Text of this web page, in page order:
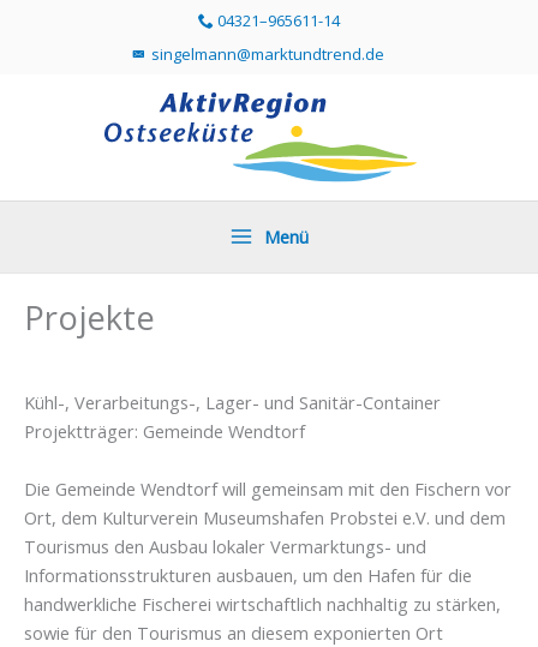
Telefonummer 04321 96561114 direkt
04321–965611-14
Mailprogramm öffnen und Mail an
singelmann@marktundtrend.de
Menü
Projekte
Kühl-, Verarbeitungs-, Lager- und Sanitär-Container
Projektträger: Gemeinde Wendtorf
Die Gemeinde Wendtorf will gemeinsam mit den Fischern vor
Ort, dem Kulturverein Museumshafen Probstei e.V. und dem
Tourismus den Ausbau lokaler Vermarktungs- und
Informationsstrukturen ausbauen, um den Hafen für die
handwerkliche Fischerei wirtschaftlich nachhaltig zu stärken,
sowie für den Tourismus an diesem exponierten Ort